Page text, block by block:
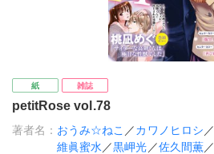
紙 雑誌
petitRose vol.78
著者名： おうみ☆ねこ ／カワノヒロシ ／
維眞蜜水 ／黒岬光 ／佐久間薫／